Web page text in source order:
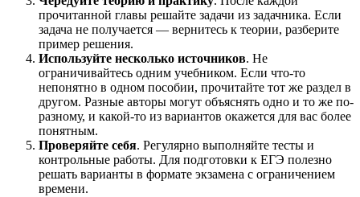
прочитанной главы решайте задачи из задачника. Если
задача не получается — вернитесь к теории, разберите
пример решения.
Используйте несколько источников. Не
ограничивайтесь одним учебником. Если что-то
непонятно в одном пособии, прочитайте тот же раздел в
другом. Разные авторы могут объяснять одно и то же по-
разному, и какой-то из вариантов окажется для вас более
понятным.
Проверяйте себя. Регулярно выполняйте тесты и
контрольные работы. Для подготовки к ЕГЭ полезно
решать варианты в формате экзамена с ограничением
времени.